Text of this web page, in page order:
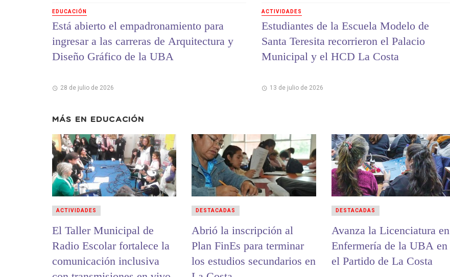
EDUCACIÓN
Está abierto el empadronamiento para
ingresar a las carreras de Arquitectura y
Diseño Gráfico de la UBA
28 de julio de 2026
ACTIVIDADES
Estudiantes de la Escuela Modelo de
Santa Teresita recorrieron el Palacio
Municipal y el HCD La Costa
13 de julio de 2026
MÁS EN EDUCACIÓN
El Taller Municipal de
Radio Escolar fortalece la
comunicación inclusiva
ACTIVIDADES
Abrió la inscripción al
Plan FinEs para terminar
los estudios secundarios en
DESTACADAS
Avanza la Licenciatura en
Enfermería de la UBA en
el Partido de La Costa
DESTACADAS